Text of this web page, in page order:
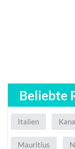
Beliebte
Italien
Mauritius